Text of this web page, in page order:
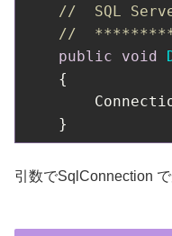
//  SQL
//
public
void
{
引数でSqlConnection